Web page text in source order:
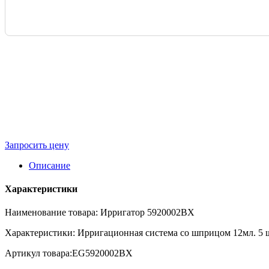
Запросить цену
Описание
Характеристики
Наименование товара: Ирригатор 5920002BX
Характеристики: Ирригационная система со шприцом 12мл. 5
Артикул товара:EG5920002BX